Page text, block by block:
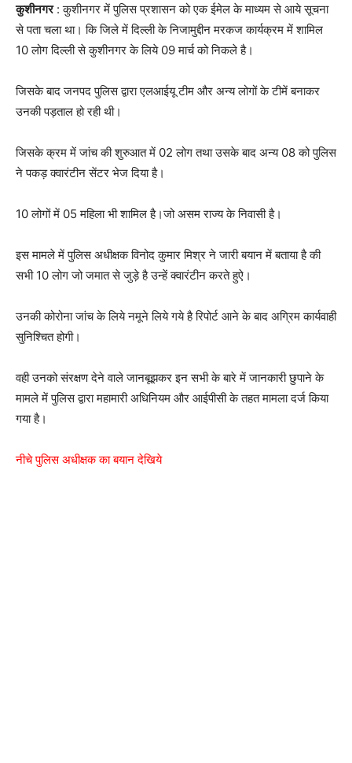
कुशीनगर: कुशीनगर में पुलिस प्रशासन को एक ईमेल के माध्यम से आये सूचना
से पता चला था। कि जिले में दिल्ली के निजामुद्दीन मरकज कार्यक्रम में शामिल
10 लोग दिल्ली से कुशीनगर के लिये 09 मार्च को निकले है।
जिसके बाद जनपद पुलिस द्वारा एलआईयू टीम और अन्य लोगों के टीमें बनाकर
उनकी पड़ताल हो रही थी।
जिसके क्रम में जांच की शुरुआत में 02 लोग तथा उसके बाद अन्य 08 को पुलिस
ने पकड़ क्वारंटीन सेंटर भेज दिया है।
10 लोगों में 05 महिला भी शामिल है।जो असम राज्य के निवासी है।
इस मामले में पुलिस अधीक्षक विनोद कुमार मिश्र ने जारी बयान में बताया है की
सभी 10 लोग जो जमात से जुड़े है उन्हें क्वारंटीन करते हुऐ।
उनकी कोरोना जांच के लिये नमूने लिये गये है रिपोर्ट आने के बाद अग्रिम कार्यवाही
सुनिश्चित होगी।
वही उनको संरक्षण देने वाले जानबूझकर इन सभी के बारे में जानकारी छुपाने के
मामले में पुलिस द्वारा महामारी अधिनियम और आईपीसी के तहत मामला दर्ज किया
गया है।
नीचे पुलिस अधीक्षक का बयान देखिये